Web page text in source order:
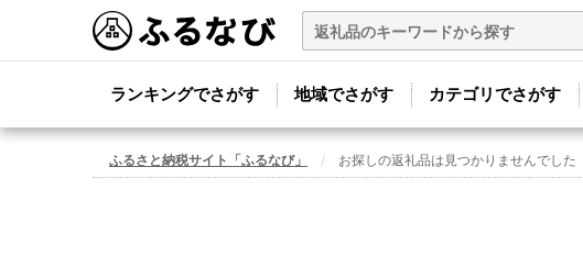
ランキングでさがす 地域でさがす カテゴリでさがす
ふるさと納税サイト「ふるなび」 お探しの返礼品は見つかりませんでした